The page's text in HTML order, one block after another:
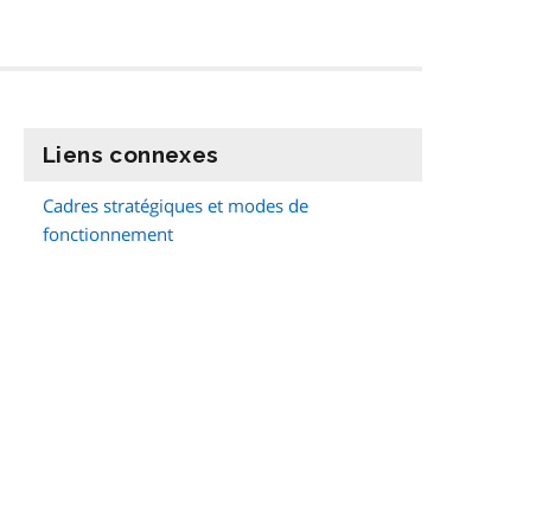
Liens connexes
Cadres stratégiques et modes de
fonctionnement